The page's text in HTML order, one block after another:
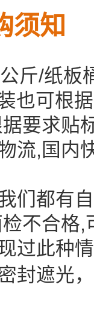
须知
斤/纸板
也可根
据要求
流,国内
们都有
不合格
现过此种
封遮光